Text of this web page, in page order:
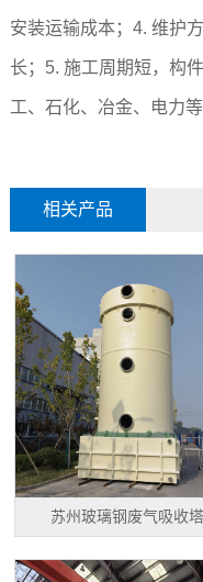
安装运输成本；4. 维护
长；5. 施工周期短，构
工、石化、冶金、电力等
相关产品
苏州玻璃钢废气吸收塔